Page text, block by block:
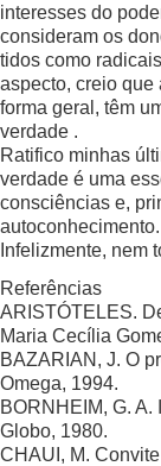
interesses do
consideram os
tidos como
aspecto, creio que
forma geral, têm
verdade .
Ratifico minhas
verdade é uma
consciências e,
autoconhecimento.
Infelizmente, nem
Referências
ARISTÓTELES.
Maria Cecília
BAZARIAN, J. O
Omega, 1994.
BORNHEIM, G. A.
Globo, 1980.
CHAUI, M.